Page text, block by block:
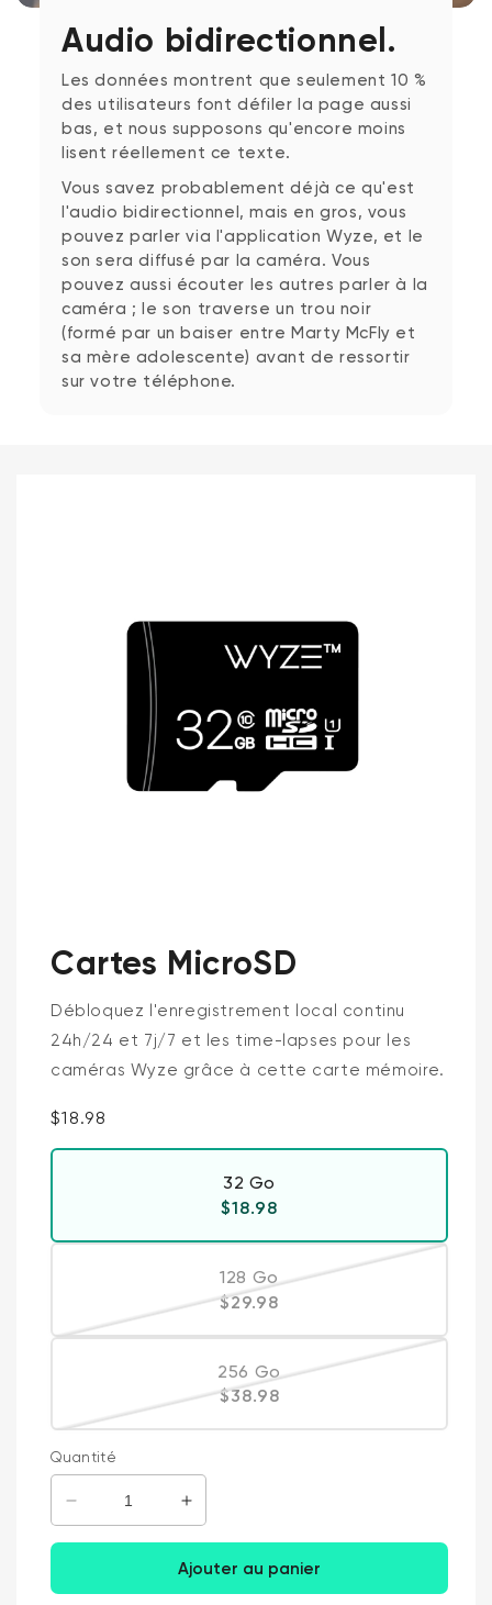
Audio bidirectionnel.
Les données montrent que seulement 10 %
des utilisateurs font défiler la page aussi
bas, et nous supposons qu'encore moins
lisent réellement ce texte.
Vous savez probablement déjà ce qu'est
l'audio bidirectionnel, mais en gros, vous
pouvez parler via l'application Wyze, et le
son sera diffusé par la caméra. Vous
pouvez aussi écouter les autres parler à la
caméra ; le son traverse un trou noir
(formé par un baiser entre Marty McFly et
sa mère adolescente) avant de ressortir
sur votre téléphone.
Cartes MicroSD
Débloquez l'enregistrement local continu
24h/24 et 7j/7 et les time-lapses pour les
caméras Wyze grâce à cette carte mémoire.
Prix ​​régulier
$18.98
32 Go
Prix ​​régulier
$18.98
128 Go
Variante épuisée ou
Prix ​​régulier
$29.98
256 Go
Variante épuisée ou
Prix ​​régulier
$38.98
Quantité
Diminuer la quantité de Cartes MicroSD
Augmenter la quantité pour
Ajouter au panier